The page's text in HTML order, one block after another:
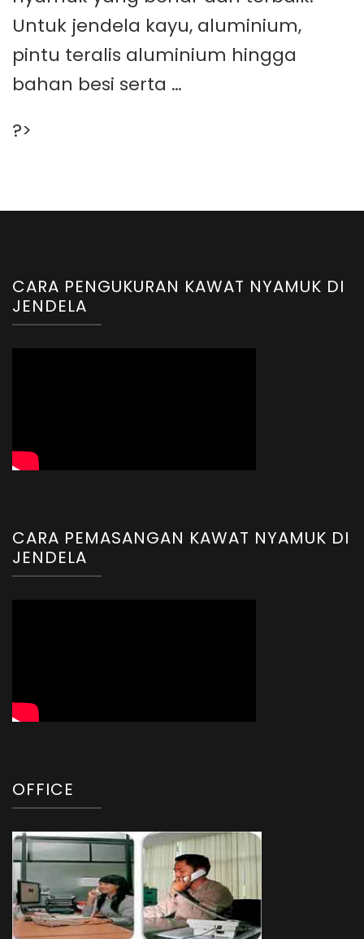
Untuk jendela kayu, aluminium,
pintu teralis aluminium hingga
bahan besi serta …
?>
CARA PENGUKURAN KAWAT NYAMUK DI
JENDELA
CARA PEMASANGAN KAWAT NYAMUK DI
JENDELA
OFFICE